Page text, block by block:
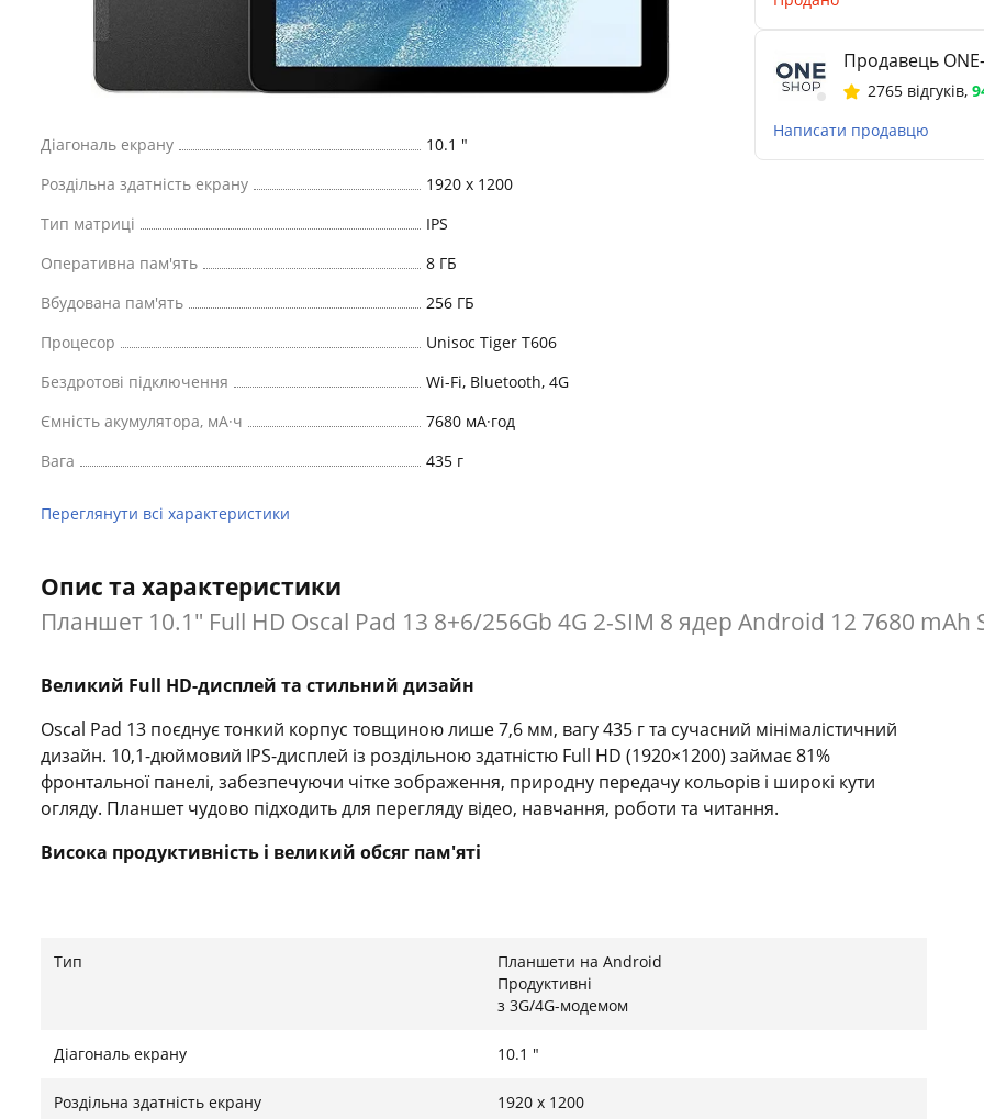
Діагональ екрану
10.1 "
Роздільна здатність екрану
1920 x 1200
Тип матриці
IPS
Оперативна пам'ять
8 ГБ
Вбудована пам'ять
256 ГБ
Процесор
Unisoc Tiger T606
Бездротові підключення
Wi-Fi, Bluetooth, 4G
Ємність акумулятора, мА·ч
7680 мА·год
Вага
435 г
Переглянути всі характеристики
Продавець
2765 відгуків,
Написати продавцю
Опис та характеристики
Планшет 10.1" Full HD Oscal Pad 13 8+6/256Gb 4G 2-SIM 8 ядер Android 12 7680 mAh
Великий Full HD-дисплей та стильний дизайн
Oscal Pad 13 поєднує тонкий корпус товщиною лише 7,6 мм, вагу 435 г та сучасний мінімалістичний
дизайн. 10,1-дюймовий IPS-дисплей із роздільною здатністю Full HD (1920×1200) займає 81%
фронтальної панелі, забезпечуючи чітке зображення, природну передачу кольорів і широкі кути
огляду. Планшет чудово підходить для перегляду відео, навчання, роботи та читання.
Висока продуктивність і великий обсяг пам'яті
забезпечує ще більше місця. Планшет працює під керуванням Android 12 з фірмовою оболонкою
Якісний звук, камери та мобільний зв'язок
Тип
Планшети на Android
Продуктивні
з 3G/4G-модемом
Діагональ екрану 10.1 "
Роздільна здатність екрану 1920 x 1200